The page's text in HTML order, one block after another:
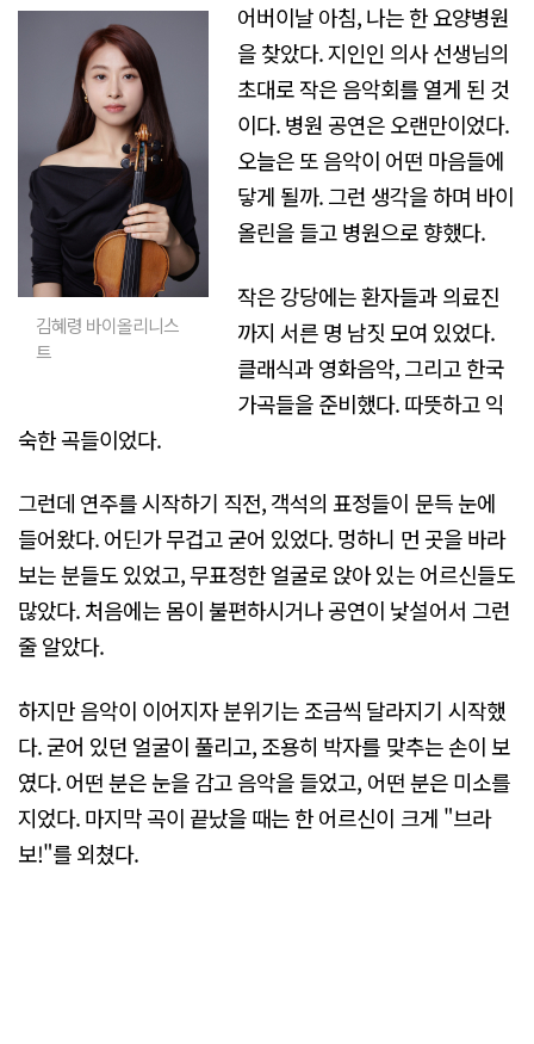
김혜령 바이올리니스
트
어버이날 아침, 나는 한 요양병원
을 찾았다. 지인인 의사 선생님의
초대로 작은 음악회를 열게 된 것
이다. 병원 공연은 오랜만이었다.
오늘은 또 음악이 어떤 마음들에
닿게 될까. 그런 생각을 하며 바이
올린을 들고 병원으로 향했다.
작은 강당에는 환자들과 의료진
까지 서른 명 남짓 모여 있었다.
클래식과 영화음악, 그리고 한국
가곡들을 준비했다. 따뜻하고 익
숙한 곡들이었다.
그런데 연주를 시작하기 직전, 객석의 표정들이 문득 눈에
들어왔다. 어딘가 무겁고 굳어 있었다. 멍하니 먼 곳을 바라
보는 분들도 있었고, 무표정한 얼굴로 앉아 있는 어르신들도
많았다. 처음에는 몸이 불편하시거나 공연이 낯설어서 그런
줄 알았다.
하지만 음악이 이어지자 분위기는 조금씩 달라지기 시작했
다. 굳어 있던 얼굴이 풀리고, 조용히 박자를 맞추는 손이 보
였다. 어떤 분은 눈을 감고 음악을 들었고, 어떤 분은 미소를
지었다. 마지막 곡이 끝났을 때는 한 어르신이 크게 "브라
보!"를 외쳤다.